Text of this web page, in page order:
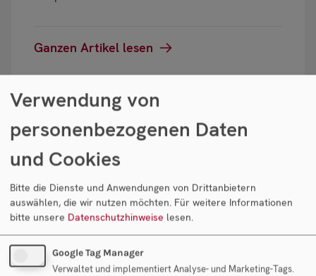
Ganzen Artikel lesen
Verwendung von
personenbezogenen Daten
und Cookies
Bitte die Dienste und Anwendungen von Drittanbietern
auswählen, die wir nutzen möchten. Für weitere Informationen
bitte unsere Datenschutzhinweise lesen.
Google Tag Manager
Verwaltet und implementiert Analyse- und Marketing-Tags.